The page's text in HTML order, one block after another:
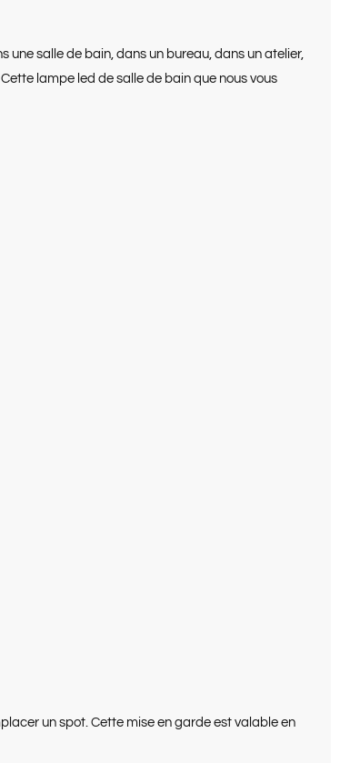
une salle de bain, dans un bureau, dans un atelier,
lampe led de salle de bain que nous vous
un spot. Cette mise en garde est valable en